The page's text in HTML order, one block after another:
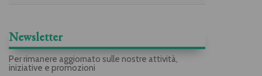
Newsletter
Per rimanere aggiornato sulle nostre attività,
iniziative e promozioni